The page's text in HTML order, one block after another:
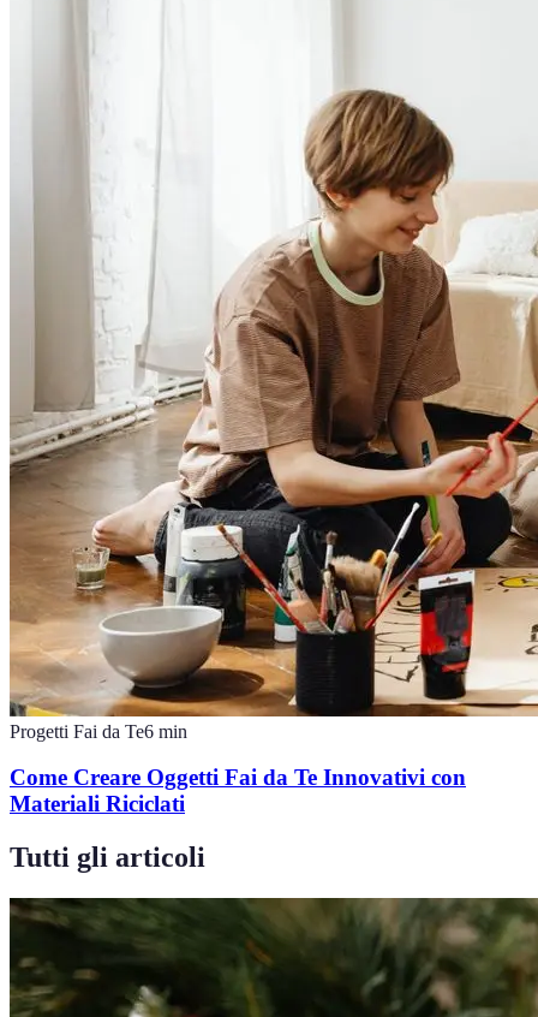
Progetti Fai da Te6 min
Come Creare Oggetti Fai da Te Innovativi con
Materiali Riciclati
Tutti gli articoli